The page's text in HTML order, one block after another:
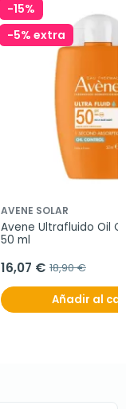
-15%
-5% extra
AVENE SOLAR
Avene Ultrafluido Oil
50 ml
16,07 € 18,90 €
Añadir al